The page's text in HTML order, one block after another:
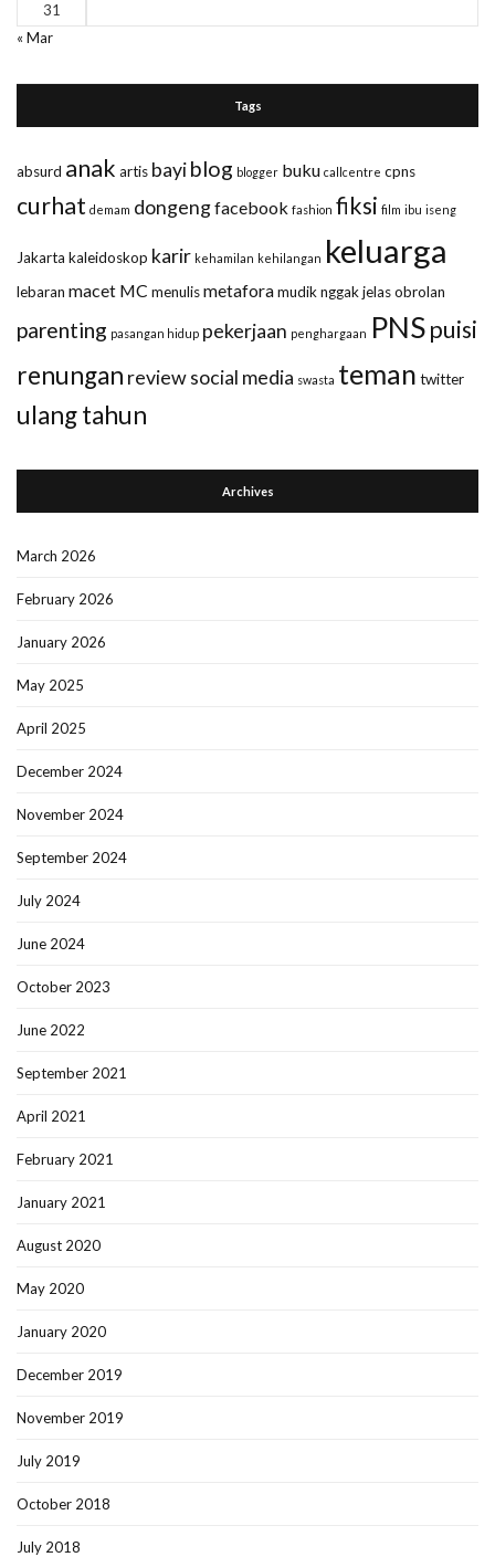
31
« Mar
Tags
absurd anak artis bayiblog blogger buku callcentre cpns
curhat demam dongengfacebook fashion fiksi film ibu iseng
Jakarta kaleidoskop karir kehamilan kehilangan keluarga
lebaran macet MC menulismetaforamudiknggak jelasobrolan
parenting pasangan hidup pekerjaan penghargaan PNSpuisi
renungan reviewsocial media swasta teman twitter
ulang tahun
Archives
March 2026
February 2026
January 2026
May 2025
April 2025
December 2024
November 2024
September 2024
July 2024
June 2024
October 2023
June 2022
September 2021
April 2021
February 2021
January 2021
August 2020
May 2020
January 2020
December 2019
November 2019
July 2019
October 2018
July 2018